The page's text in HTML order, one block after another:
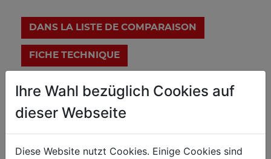
DANS LA LISTE DE COMPARAISON
FICHE TECHNIQUE
Données techniques
Ihre Wahl bezüglich Cookies auf
dieser Webseite
Diese Website nutzt Cookies. Einige Cookies sind